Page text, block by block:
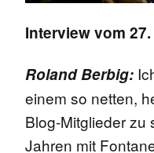
Interview vom
Roland Berbig:
einem so netten,
Blog-Mitglieder zu
Jahren mit